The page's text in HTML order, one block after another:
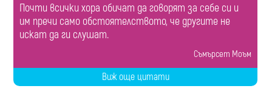
Почти всички хора обичат да говорят за себе си и
им пречи само обстоятелството, че другите не
искат да ги слушат.
Съмърсет Моъм
Виж още цитати